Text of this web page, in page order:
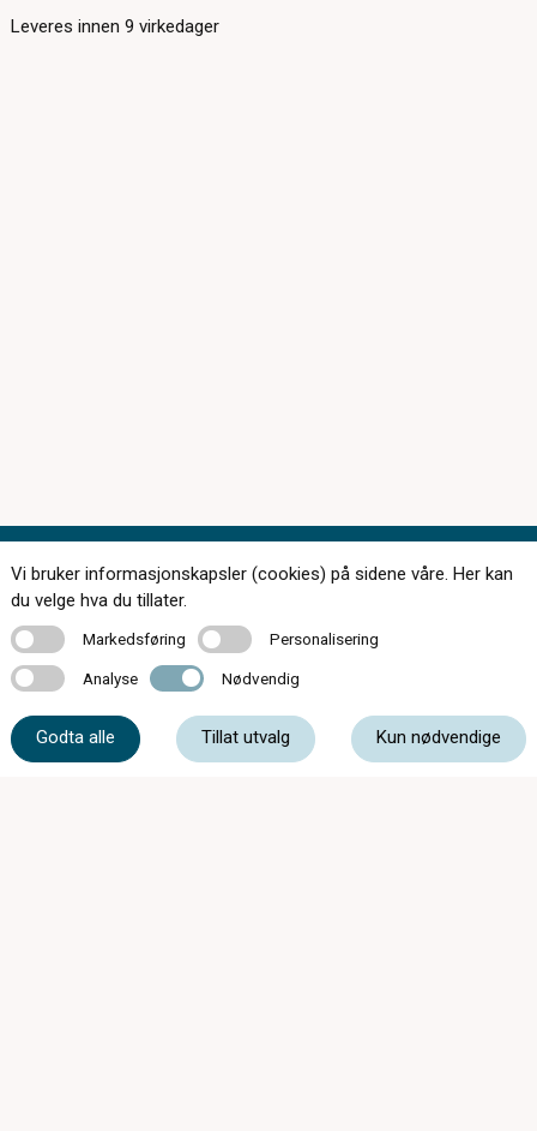
Leveres innen9 virkedager
174 butikker over hele landet
Om c)optikk
Vi bruker informasjonskapsler (cookies) på sidene våre. Her kan
du velge hva du tillater.
MarkedsføringMarkedsføring PersonaliseringPersonalisering
Analyse Analyse Nødvendig Nødvendig
Godta alle Tillat utvalg Kun nødvendige